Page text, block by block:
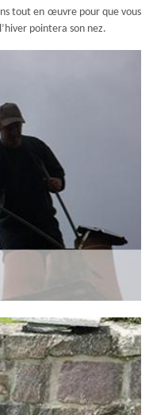
tout en œuvre pour que vous
pointera son nez.